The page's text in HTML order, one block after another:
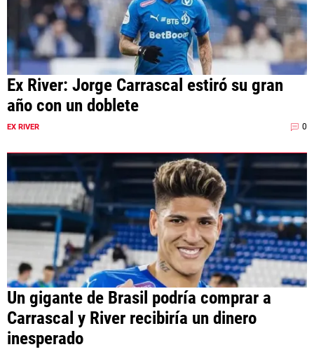
Ex River: Jorge Carrascal estiró su gran
año con un doblete
EX RIVER 0
Un gigante de Brasil podría comprar a
Carrascal y River recibiría un dinero
inesperado